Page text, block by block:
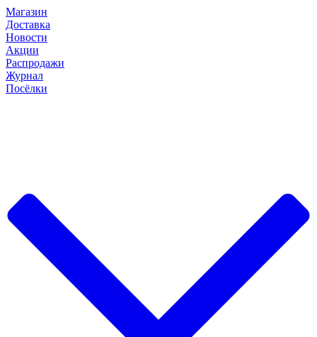
Магазин
Доставка
Новости
Акции
Распродажи
Журнал
Посёлки